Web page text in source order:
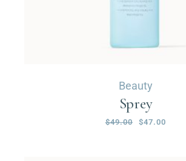
Beauty
Sprey
$49.00 $47.00